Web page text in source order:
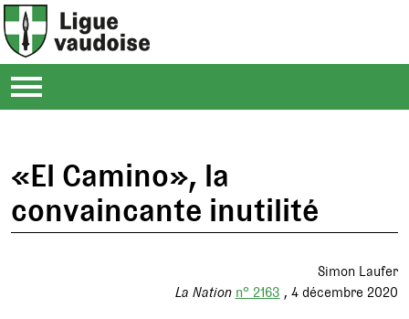
«El Camino», la
convaincante inutilité
Simon Laufer
La Nation n° 2163 4 décembre 2020